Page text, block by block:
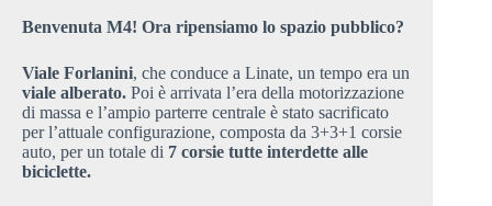
Benvenuta M4! Ora ripensiamo lo spazio pubblico?
Viale Forlanini, che conduce a Linate, un tempo era un
viale alberato. Poi è arrivata l’era della motorizzazione
di massa e l’ampio parterre centrale è stato sacrificato
per l’attuale configurazione, composta da 3+3+1 corsie
auto, per un totale di 7 corsie tutte interdette alle
biciclette.